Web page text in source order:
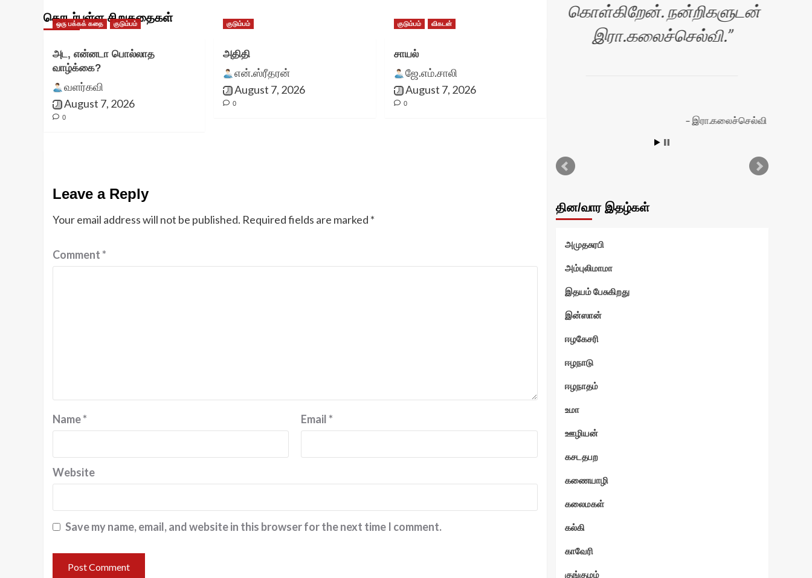
தொடர்புள்ள சிறுகதைகள்
ஒரு பக்கக் கதை குடும்பம்
அட, என்னடா பொல்லாத
வாழ்க்கை?
வளர்கவி
August 7, 2026
0
குடும்பம்
அதிதி
என்.ஸ்ரீதரன்
August 7, 2026
0
குடும்பம் விகடன்
சாயல்
ஜே.எம்.சாலி
August 7, 2026
0
Leave a Reply
Your email address will not be published. Required fields are marked *
Comment*
Name* Email*
Website
Save my name, email, and website in this browser for the next time I comment.
கொள்கிறேன். நன்றிகளுடன்
இரா.கலைச்செல்வி.
இரா.கலைச்செல்வி
தின/வார இதழ்கள்
அமுதசுரபி
அம்புலிமாமா
இதயம் பேசுகிறது
இன்ஸான்
ஈழகேசரி
ஈழநாடு
ஈழநாதம்
உமா
ஊழியன்
கசடதபற
கணையாழி
கலைமகள்
கல்கி
காவேரி
குங்குமம்